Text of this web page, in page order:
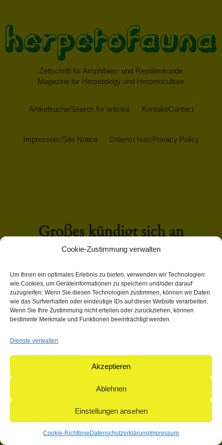
Cookie-Zustimmung verwalten
Um Ihnen ein optimales Erlebnis zu bieten, verwenden wir Technologien
wie Cookies, um Geräteinformationen zu speichern und/oder darauf
zuzugreifen. Wenn Sie diesen Technologien zustimmen, können wir Daten
wie das Surfverhalten oder eindeutige IDs auf dieser Website verarbeiten.
Wenn Sie Ihre Zustimmung nicht erteilen oder zurückziehen, können
bestimmte Merkmale und Funktionen beeinträchtigt werden.
Dienste verwalten
Akzeptieren
Ablehnen
Einstellungen ansehen
Cookie-Richtlinie Datenschutzerklärung Impressum
Zeitschrift für Amphibien- und Reptilienkunde
Magazine for Herpetology and Herpetoculture
Artikelsuche/Search for articles Kontakt/Contact
Impressum/Site Notice Datenschutz/Privacy Policy
Großes kündigt sich an
Hier bahnt sich etwas Großes an! Unser Shop ist in Arbeit
und wird bald veröffentlicht!
© 2004-2026: herpetofauna Verlags-GmbH | Postfach 11 10 |
71365 Weinstadt | Germany